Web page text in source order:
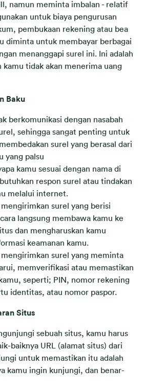
namun meminta imbalan - relatif
untuk biaya pengurusan
pembukaan rekening atau bea
diminta untuk membayar berbagai
menanggapi surel ini. Ini adalah
kamu tidak akan menerima uang
Baku
berkomunikasi dengan nasabah
sehingga sangat penting untuk
surel yang berasal dari
yang palsu
kamu sesuai dengan nama di
respon surel atau tindakan
melalui internet.
surel yang berisi
langsung membawa kamu ke
dan mengharuskan kamu
keamanan kamu.
mengirimkan surel yang meminta
memverifikasi atau memastikan
seperti; PIN, nomor rekening
identitas, atau nomor paspor.
Situs
sebuah situs, kamu harus
baiknya URL (alamat situs) dari
untuk memastikan itu adalah
kamu ingin kunjungi, dan benar-